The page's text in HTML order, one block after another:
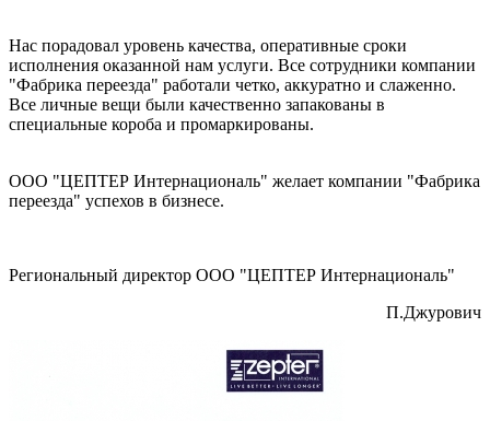
Нас порадовал уровень качества, оперативные сроки
исполнения оказанной нам услуги. Все сотрудники компании
"Фабрика переезда" работали четко, аккуратно и слаженно.
Все личные вещи были качественно запакованы в
специальные короба и промаркированы.
ООО "ЦЕПТЕР Интернациональ" желает компании "Фабрика
переезда" успехов в бизнесе.
Региональный директор ООО "ЦЕПТЕР Интернациональ"
П.Джурович